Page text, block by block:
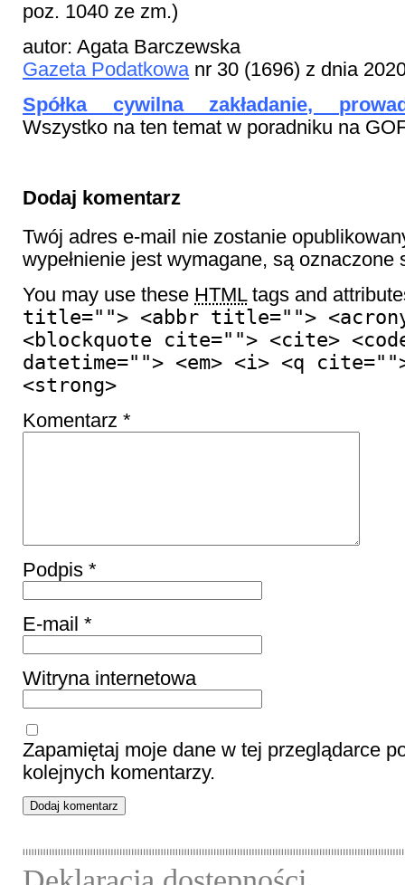
poz. 1040 ze zm.)
autor: Agata Barczewska
Gazeta Podatkowanr 30 (1696) z dnia
Spółka cywilna zakładanie,
Wszystko na ten temat w poradniku na
Dodaj komentarz
Twój adres e-mail nie zostanie
wypełnienie jest wymagane, są
You may use these HTMLtags and
title=""> <abbr title="">
<blockquote cite=""> <cite>
datetime=""> <em> <i> <q
<strong>
Komentarz *
Podpis *
E-mail *
Witryna internetowa
Zapamiętaj moje dane w tej przeglądarce
kolejnych komentarzy.